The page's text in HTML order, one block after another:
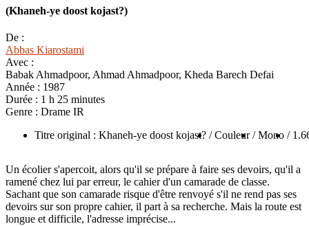
(Khaneh-ye doost kojast?)
De :
Abbas Kiarostami
Avec :
Babak Ahmadpoor, Ahmad Ahmadpoor, Kheda Barech Defai
Année : 1987
Durée : 1 h 25 minutes
Genre : Drame IR
Titre original : Khaneh-ye doost kojast? / Couleur / Mono /
Un écolier s'apercoit, alors qu'il se prépare à faire ses devoirs, qu'il a
ramené chez lui par erreur, le cahier d'un camarade de classe.
Sachant que son camarade risque d'être renvoyé s'il ne rend pas ses
devoirs sur son propre cahier, il part à sa recherche. Mais la route est
longue et difficile, l'adresse imprécise...